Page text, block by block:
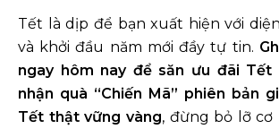
Tết là dịp để bạn xuất hiện với
và khởi đầu năm mới đầy tự tin.
ngay hôm nay để săn ưu đãi Tết
nhận quà “Chiến Mã” phiên bản
Tết thật vững vàng, đừng bỏ lỡ cơ